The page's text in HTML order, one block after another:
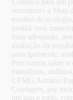
Confisco para um
reconhecer a
estudos de
avaliar uma
mais adequado,
avaliação da
principalmente,
Precisamos saber
mamíferos,
UFMG Adriano
Contagem, por
um ano e meio,